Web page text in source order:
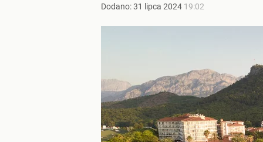
Gen. Pawlikowski: Przywiozłem cenną lekcję z
Dodano:31 lipca 2024 19:02